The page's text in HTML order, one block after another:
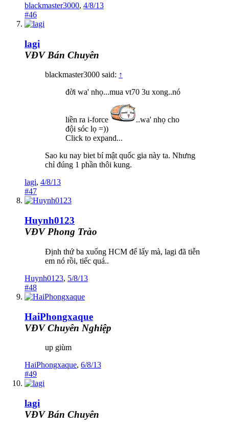
blackmaster3000, 4/8/13
#46
lagi
VĐV Bán Chuyên
blackmaster3000 said: ↑
đời wa' nhọ...mua vt70 3u xong..nó
liền ra i-force
..wa' nhọ cho
đội sóc lọ =))
Click to expand...
Sao ku nay biet bí mật quốc gia này ta. Nhưng
chỉ đúng 1 phần thôi kung.
lagi, 4/8/13
#47
Huynh0123
VĐV Phong Trào
Định thứ ba xuống HCM để lấy mà, lagi đã tiễn
em nó rồi, tiếc quá..
Huynh0123, 5/8/13
#48
HaiPhongxaque
VĐV Chuyên Nghiệp
up giùm
HaiPhongxaque, 6/8/13
#49
lagi
VĐV Bán Chuyên